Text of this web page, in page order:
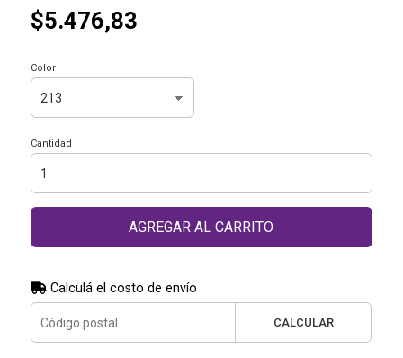
$5.476,83
Color
Cantidad
AGREGAR AL CARRITO
Calculá el costo de envío
CALCULAR